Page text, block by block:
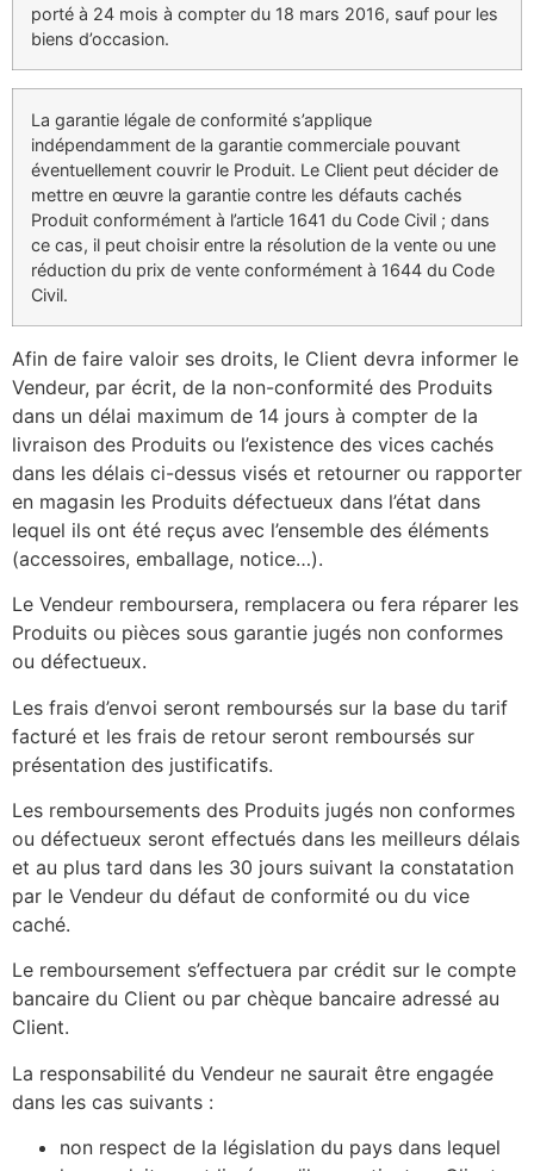
porté à 24 mois à compter du 18 mars 2016, sauf pour les
biens d’occasion.
La garantie légale de conformité s’applique
indépendamment de la garantie commerciale pouvant
éventuellement couvrir le Produit. Le Client peut décider de
mettre en œuvre la garantie contre les défauts cachés
Produit conformément à l’article 1641 du Code Civil ; dans
ce cas, il peut choisir entre la résolution de la vente ou une
réduction du prix de vente conformément à 1644 du Code
Civil.
Afin de faire valoir ses droits, le Client devra informer le
Vendeur, par écrit, de la non-conformité des Produits
dans un délai maximum de 14 jours à compter de la
livraison des Produits ou l’existence des vices cachés
dans les délais ci-dessus visés et retourner ou rapporter
en magasin les Produits défectueux dans l’état dans
lequel ils ont été reçus avec l’ensemble des éléments
(accessoires, emballage, notice…).
Le Vendeur remboursera, remplacera ou fera réparer les
Produits ou pièces sous garantie jugés non conformes
ou défectueux.
Les frais d’envoi seront remboursés sur la base du tarif
facturé et les frais de retour seront remboursés sur
présentation des justificatifs.
Les remboursements des Produits jugés non conformes
ou défectueux seront effectués dans les meilleurs délais
et au plus tard dans les 30 jours suivant la constatation
par le Vendeur du défaut de conformité ou du vice
caché.
Le remboursement s’effectuera par crédit sur le compte
bancaire du Client ou par chèque bancaire adressé au
Client.
La responsabilité du Vendeur ne saurait être engagée
dans les cas suivants :
non respect de la législation du pays dans lequel